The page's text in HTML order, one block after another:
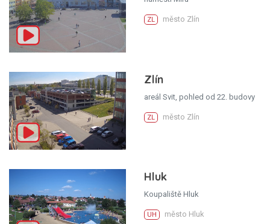
ZL město Zlín
Zlín
areál Svit, pohled od 22. budovy
ZL město Zlín
Hluk
Koupaliště Hluk
UH město Hluk